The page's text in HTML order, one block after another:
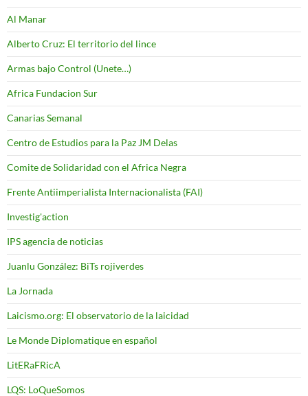
Al Manar
Alberto Cruz: El territorio del lince
Armas bajo Control (Unete…)
Africa Fundacion Sur
Canarias Semanal
Centro de Estudios para la Paz JM Delas
Comite de Solidaridad con el Africa Negra
Frente Antiimperialista Internacionalista (FAI)
Investig'action
IPS agencia de noticias
Juanlu González: BiTs rojiverdes
La Jornada
Laicismo.org: El observatorio de la laicidad
Le Monde Diplomatique en español
LitERaFRicA
LQS: LoQueSomos